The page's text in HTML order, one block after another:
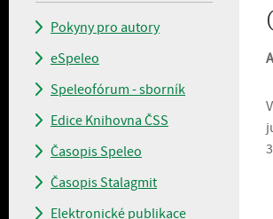
Pokyny pro autory
eSpeleo
Speleofórum - sborník
Edice Knihovna ČSS
Časopis Speleo
Časopis Stalagmit
Elektronické publikace